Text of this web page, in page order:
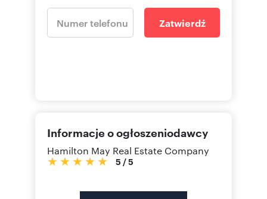
Zatwierdź
Informacje o ogłoszeniodawcy
Hamilton May Real Estate Company
5 /5